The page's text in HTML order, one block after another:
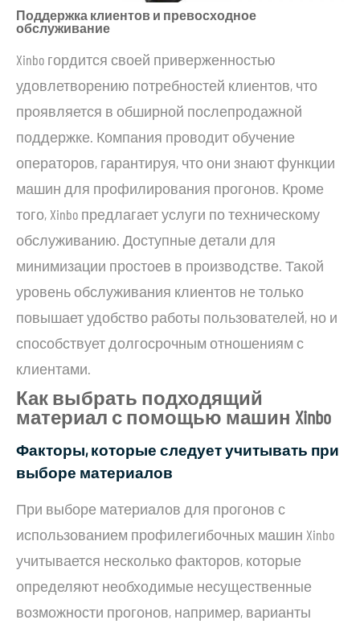
Поддержка клиентов и превосходное
обслуживание
Xinbo гордится своей приверженностью
удовлетворению потребностей клиентов, что
проявляется в обширной послепродажной
поддержке. Компания проводит обучение
операторов, гарантируя, что они знают функции
машин для профилирования прогонов. Кроме
того, Xinbo предлагает услуги по техническому
обслуживанию. Доступные детали для
минимизации простоев в производстве. Такой
уровень обслуживания клиентов не только
повышает удобство работы пользователей, но и
способствует долгосрочным отношениям с
клиентами.
Как выбрать подходящий
материал с помощью машин Xinbo
Факторы, которые следует учитывать при
выборе материалов
При выборе материалов для прогонов с
использованием профилегибочных машин Xinbo
учитывается несколько факторов, которые
определяют необходимые несущественные
возможности прогонов, например, варианты